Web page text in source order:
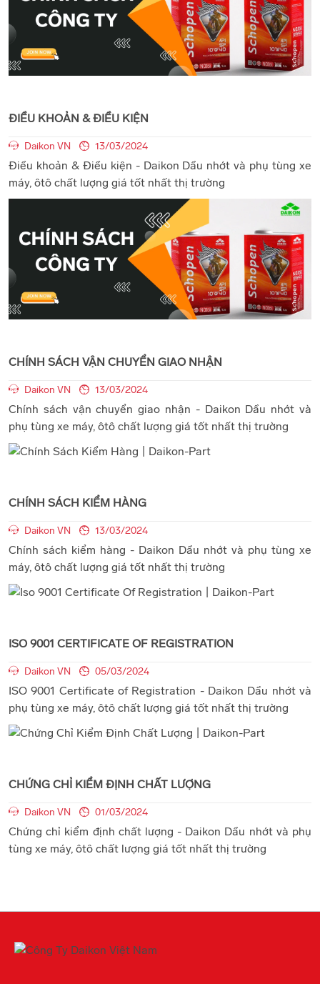
ĐIỀU KHOẢN & ĐIỀU KIỆN
Daikon VN 13/03/2024
Điều khoản & Điều kiện - Daikon Dầu nhớt và phụ tùng xe
máy, ôtô chất lượng giá tốt nhất thị trường
CHÍNH SÁCH VẬN CHUYỂN GIAO NHẬN
Daikon VN 13/03/2024
Chính sách vận chuyển giao nhận - Daikon Dầu nhớt và
phụ tùng xe máy, ôtô chất lượng giá tốt nhất thị trường
CHÍNH SÁCH KIỂM HÀNG
Daikon VN 13/03/2024
Chính sách kiểm hàng - Daikon Dầu nhớt và phụ tùng xe
máy, ôtô chất lượng giá tốt nhất thị trường
ISO 9001 CERTIFICATE OF REGISTRATION
Daikon VN 05/03/2024
ISO 9001 Certificate of Registration - Daikon Dầu nhớt và
phụ tùng xe máy, ôtô chất lượng giá tốt nhất thị trường
CHỨNG CHỈ KIỂM ĐỊNH CHẤT LƯỢNG
Daikon VN 01/03/2024
Chứng chỉ kiểm định chất lượng - Daikon Dầu nhớt và phụ
tùng xe máy, ôtô chất lượng giá tốt nhất thị trường